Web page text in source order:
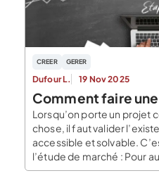
CREER GERER
Dufour L. 19 Nov 2025
Comment faire
Lorsqu’on porte un projet
chose, il faut valider
accessible et solvable.
l’étude de marché : Pour
marché ne se